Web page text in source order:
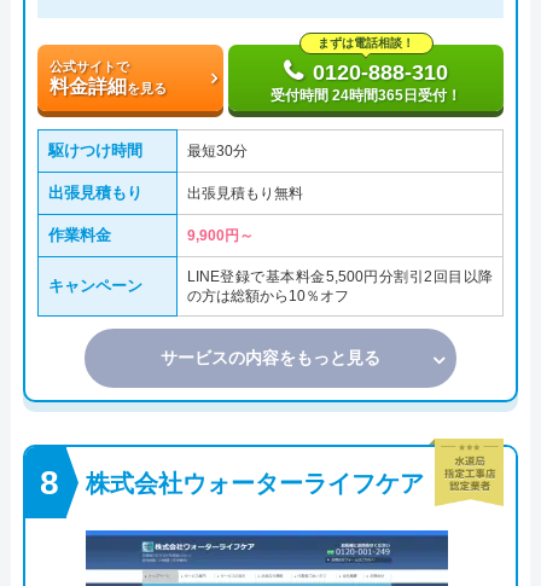
公式サイトで
料金詳細を見る
まずは電話相談！
0120-888-310
受付時間 24時間365日受付！
駆けつけ時間 最短30分
出張見積もり 出張見積もり無料
作業料金 9,900円～
キャンペーン
LINE登録で基本料金5,500円分割引2回目以降
の方は総額から10％オフ
サービスの内容をもっと見る
株式会社ウォーターライフケア